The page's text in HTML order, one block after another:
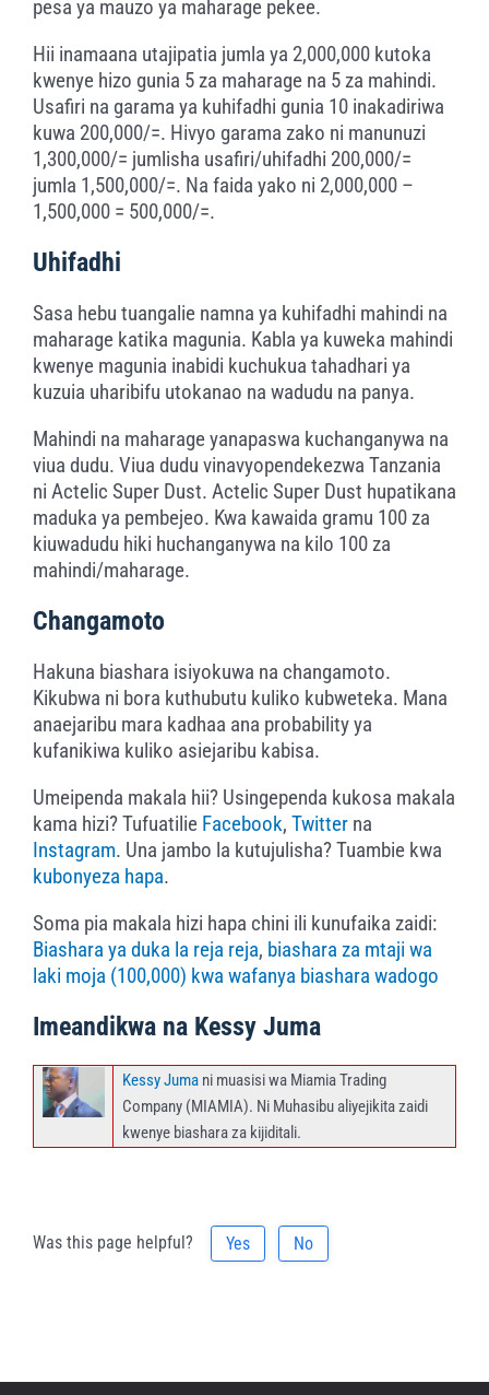
pesa ya mauzo ya maharage pekee.
Hii inamaana utajipatia jumla ya 2,000,000 kutoka
kwenye hizo gunia 5 za maharage na 5 za mahindi.
Usafiri na garama ya kuhifadhi gunia 10 inakadiriwa
kuwa 200,000/=. Hivyo garama zako ni manunuzi
1,300,000/= jumlisha usafiri/uhifadhi 200,000/=
jumla 1,500,000/=. Na faida yako ni 2,000,000 –
1,500,000 = 500,000/=.
Uhifadhi
Sasa hebu tuangalie namna ya kuhifadhi mahindi na
maharage katika magunia. Kabla ya kuweka mahindi
kwenye magunia inabidi kuchukua tahadhari ya
kuzuia uharibifu utokanao na wadudu na panya.
Mahindi na maharage yanapaswa kuchanganywa na
viua dudu. Viua dudu vinavyopendekezwa Tanzania
ni Actelic Super Dust. Actelic Super Dust hupatikana
maduka ya pembejeo. Kwa kawaida gramu 100 za
kiuwadudu hiki huchanganywa na kilo 100 za
mahindi/maharage.
Changamoto
Hakuna biashara isiyokuwa na changamoto.
Kikubwa ni bora kuthubutu kuliko kubweteka. Mana
anaejaribu mara kadhaa ana probability ya
kufanikiwa kuliko asiejaribu kabisa.
Umeipenda makala hii? Usingependa kukosa makala
kama hizi? Tufuatilie Facebook, Twitter na
Instagram. Una jambo la kutujulisha? Tuambie kwa
kubonyeza hapa.
Soma pia makala hizi hapa chini ili kunufaika zaidi:
Biashara ya duka la reja reja, biashara za mtaji wa
laki moja (100,000) kwa wafanya biashara wadogo
Imeandikwa na Kessy Juma
Kessy Jumani muasisi wa Miamia Trading
Company (MIAMIA). Ni Muhasibu aliyejikita zaidi
kwenye biashara za kijiditali.
Was this page helpful? Yes No